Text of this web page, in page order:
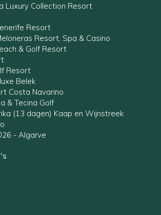
Luxury Collection Resort
Resort
Resort, Spa & Casino
& Golf Resort
Resort
Belek
Costa Navarino
& Tecina Golf
(13 dagen) Kaap en Wijnstreek
- Algarve